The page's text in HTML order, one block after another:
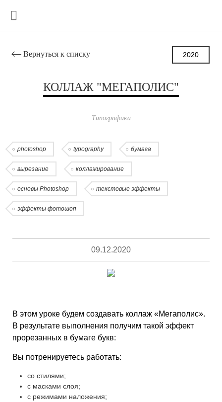
КОЛЛАЖ "МЕГАПОЛИС"
Вернуться к списку 2020
Типографика
photoshop typography бумага
вырезание коллажирование
основы Photoshop текстовые эффекты
эффекты фотошоп
09.12.2020
В этом уроке будем создавать коллаж «Мегаполис».
В результате выполнения получим такой эффект
прорезанных в бумаге букв:
Вы потренируетесь работать:
со стилями;
с масками слоя;
с режимами наложения;